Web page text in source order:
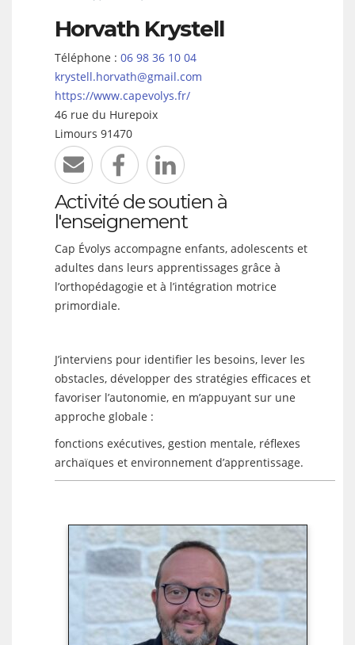
Horvath Krystell
Téléphone : 06 98 36 10 04
krystell.horvath@gmail.com
https://www.capevolys.fr/
46 rue du Hurepoix
Limours 91470
Activité de soutien à
l'enseignement
Cap Évolys accompagne enfants, adolescents et
adultes dans leurs apprentissages grâce à
l’orthopédagogie et à l’intégration motrice
primordiale.
J’interviens pour identifier les besoins, lever les
obstacles, développer des stratégies efficaces et
favoriser l’autonomie, en m’appuyant sur une
approche globale :
fonctions exécutives, gestion mentale, réflexes
archaïques et environnement d’apprentissage.